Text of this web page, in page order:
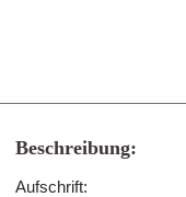
Beschreibung:
Aufschrift: